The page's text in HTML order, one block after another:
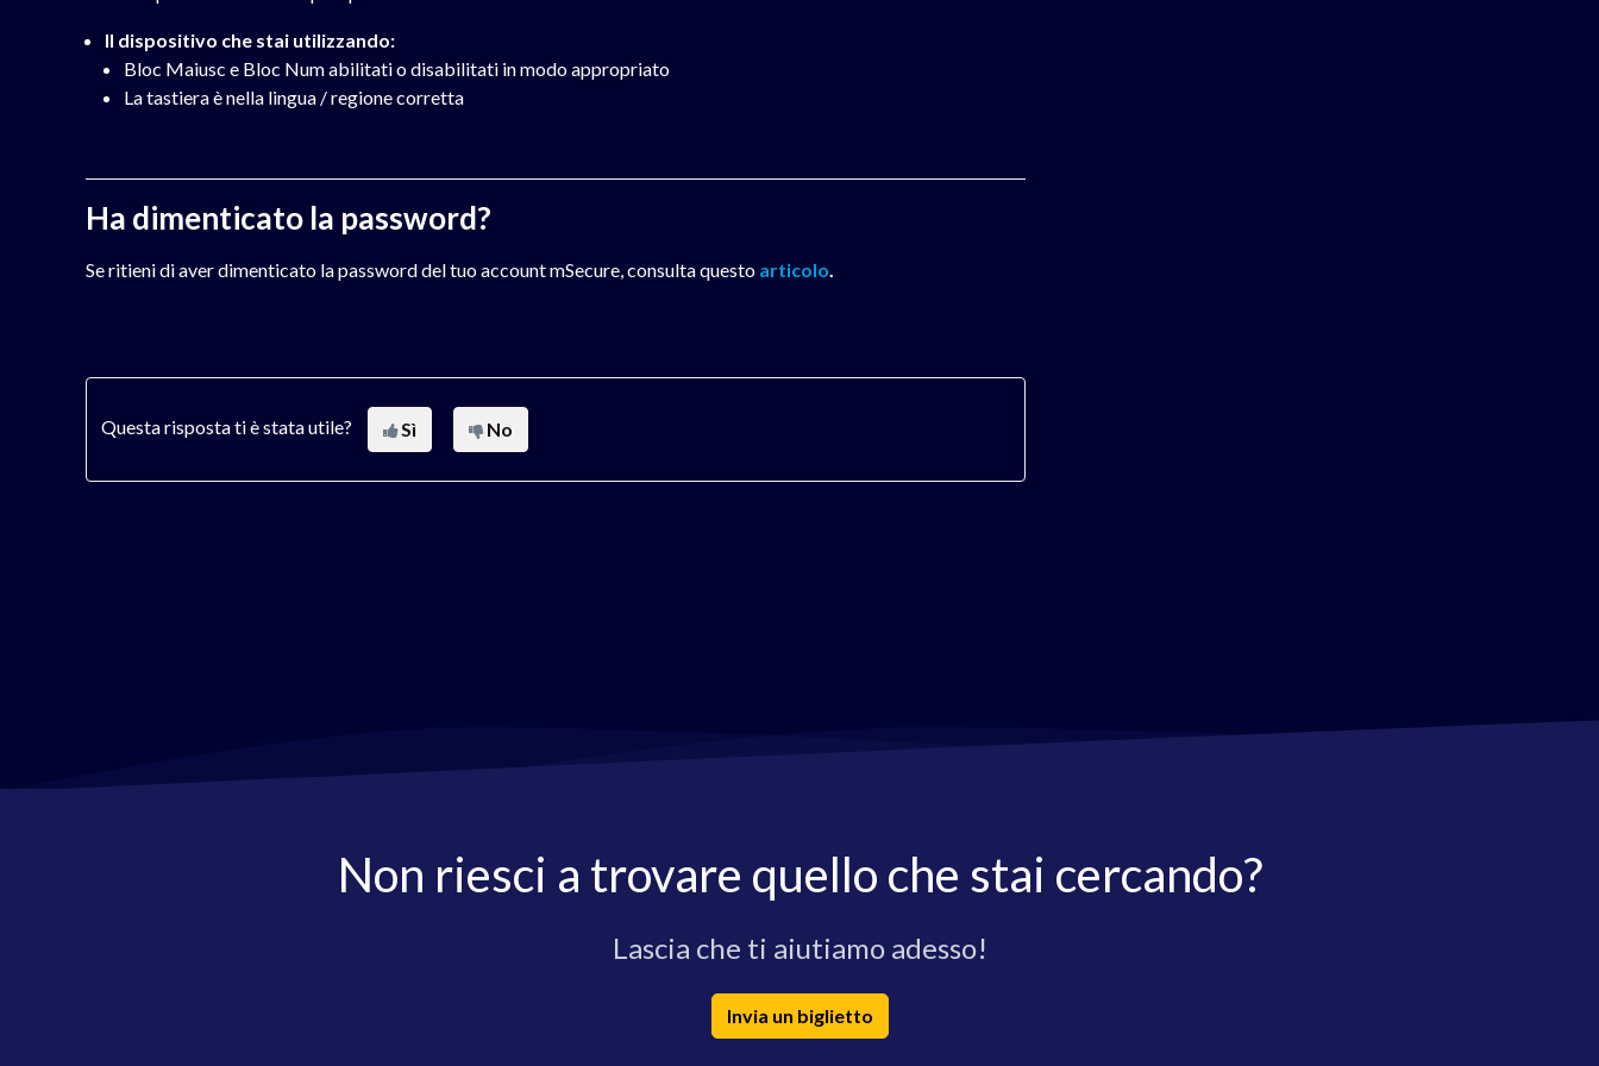
Il dispositivo che stai utilizzando:
Bloc Maiusc e Bloc Num abilitati o disabilitati in modo appropriato
La tastiera è nella lingua / regione corretta
Ha dimenticato la password?
Se ritieni di aver dimenticato la password del tuo account mSecure, consulta questo articolo.
Questa risposta ti è stata utile? Sì No
Non riesci a trovare quello che stai cercando?
Lascia che ti aiutiamo adesso!
Invia un biglietto